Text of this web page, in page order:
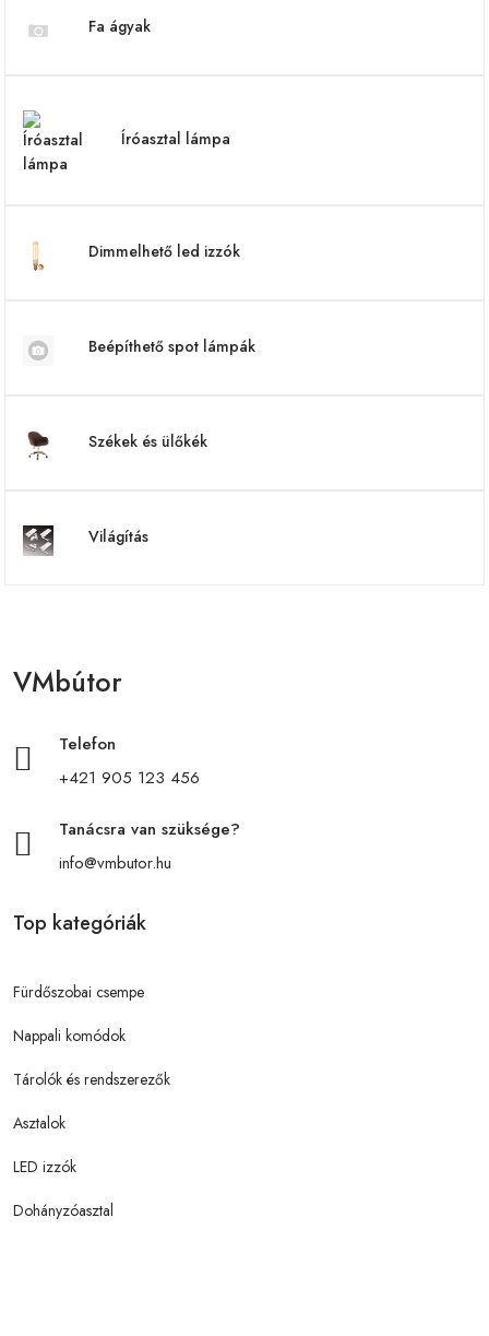
Fa ágyak
Íróasztal lámpa
Dimmelhető led izzók
Beépíthető spot lámpák
Székek és ülőkék
Világítás
VMbútor
Telefon
+421 905 123 456
Tanácsra van szüksége?
info@vmbutor.hu
Top kategóriák
Fürdőszobai csempe
Nappali komódok
Tárolók és rendszerezők
Asztalok
LED izzók
Dohányzóasztal